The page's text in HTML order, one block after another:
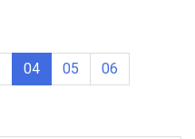
04 05
06